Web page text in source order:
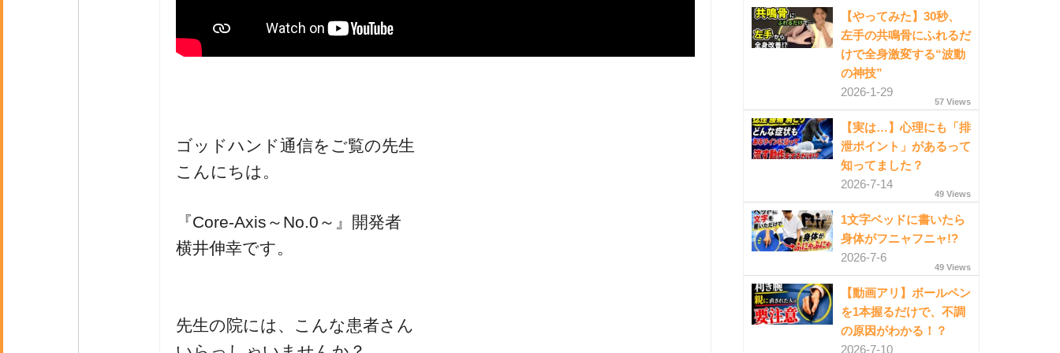
ゴッドハンド通信をご覧の先生
こんにちは。
『Core-Axis～No.0～』開発者
横井伸幸です。
先生の院には、こんな患者さん
【やってみた】30秒、
左手の共鳴骨にふれるだ
けで全身激変する“波動
の神技”
2026-1-29
57 Views
【実は…】心理にも「排
泄ポイント」があるって
知ってました？
2026-7-14
49 Views
1文字ベッドに書いたら
身体がフニャフニャ!?
2026-7-6
49 Views
【動画アリ】ボールペン
を1本握るだけで、不調
の原因がわかる！？
2026-7-10